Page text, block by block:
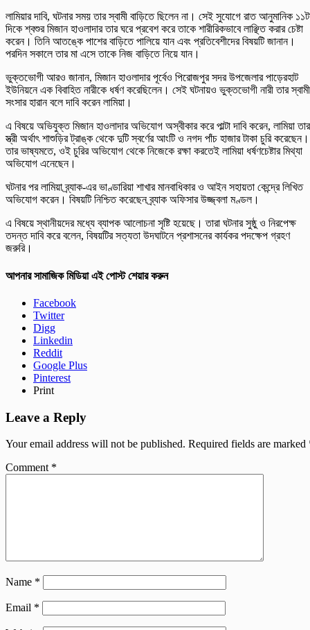
লামিয়ার দাবি, ঘটনার সময় তার স্বামী বাড়িতে ছিলেন না। সেই সুযোগে রাত আনুমানিক
দিকে শ্বশুর মিজান হাওলাদার তার ঘরে প্রবেশ করে তাকে শারীরিকভাবে লাঞ্ছিত করার চেষ্টা
করেন। তিনি আতঙ্কে পাশের বাড়িতে পালিয়ে যান এবং প্রতিবেশীদের বিষয়টি জানান।
পরদিন সকালে তার মা এসে তাকে নিজ বাড়িতে নিয়ে যান।
ভুক্তভোগী আরও জানান, মিজান হাওলাদার পূর্বেও পিরোজপুর সদর উপজেলার পাড়েরহাট
ইউনিয়নে এক বিবাহিত নারীকে ধর্ষণ করেছিলেন। সেই ঘটনায়ও ভুক্তভোগী নারী তার
সংসার হারান বলে দাবি করেন লামিয়া।
এ বিষয়ে অভিযুক্ত মিজান হাওলাদার অভিযোগ অস্বীকার করে পাল্টা দাবি করেন, লামিয়া তার
স্ত্রী অর্থাৎ শাশুড়ির ট্রাঙ্ক থেকে দুটি স্বর্ণের আংটি ও নগদ পাঁচ হাজার টাকা চুরি করেছেন।
তার ভাষ্যমতে, ওই চুরির অভিযোগ থেকে নিজেকে রক্ষা করতেই লামিয়া ধর্ষণচেষ্টার মিথ্যা
অভিযোগ এনেছেন।
ঘটনার পর লামিয়া ব্র্যাক-এর ভাণ্ডারিয়া শাখার মানবাধিকার ও আইন সহায়তা কেন্দ্রে লিখিত
অভিযোগ করেন। বিষয়টি নিশ্চিত করেছেন ব্র্যাক অফিসার উজ্জ্বলা মণ্ডল।
এ বিষয়ে স্থানীয়দের মধ্যে ব্যাপক আলোচনা সৃষ্টি হয়েছে। তারা ঘটনার সুষ্ঠু ও নিরপেক্ষ
তদন্ত দাবি করে বলেন, বিষয়টির সত্যতা উদঘাটনে প্রশাসনের কার্যকর পদক্ষেপ গ্রহণ
জরুরি।
আপনার সামাজিক মিডিয়া এই পোস্ট শেয়ার করুন
Facebook
Twitter
Digg
Linkedin
Reddit
Google Plus
Pinterest
Print
Leave a Reply
Your email address will not be published. Required fields are marked
Comment *
Name *
Email *